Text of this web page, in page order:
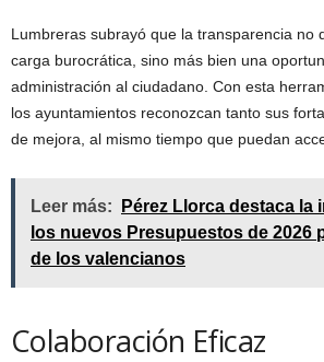
Lumbreras subrayó que la transparencia no
carga burocrática, sino más bien una
administración al ciudadano. Con esta
los ayuntamientos reconozcan tanto sus
de mejora, al mismo tiempo que puedan
Leer más:
Pérez Llorca destaca la
los nuevos Presupuestos de 2026
de los valencianos
Colaboración Eficaz